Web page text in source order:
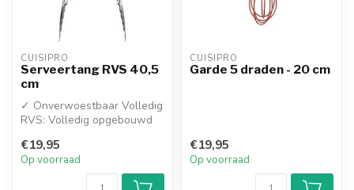
CUISIPRO
Serveertang RVS 40,5
cm
✓ Onverwoestbaar Volledig
RVS: Volledig opgebouwd
...
€19,95
Op voorraad
CUISIPRO
Garde 5 draden - 20 cm
€19,95
Op voorraad